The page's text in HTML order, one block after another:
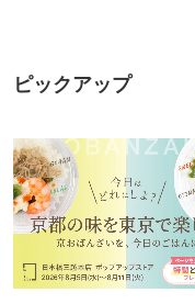
ピックアップ